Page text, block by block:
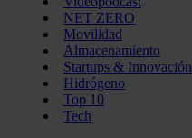
NET ZERO
Movilidad
Almacenamiento
Startups & Innovación
Hidrógeno
Top 10
Tech